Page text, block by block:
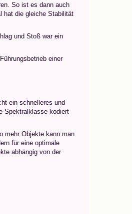
So ist es dann auch
hat die gleiche Stabilität
und Stoß war ein
einer
ein schnelleres und
Spektralklasse kodiert
mehr Objekte kann man
für eine optimale
abhängig von der